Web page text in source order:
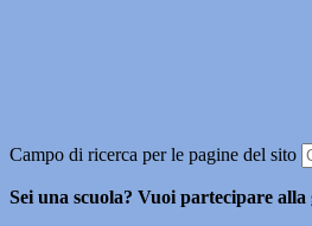
Campo di ricerca per le pagine del sito
Sei una scuola? Vuoi partecipare